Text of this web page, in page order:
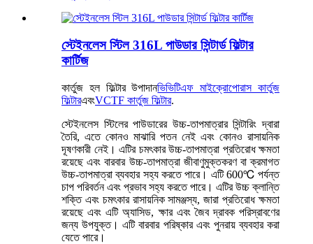
স্টেইনলেস স্টিল 316L পাউডার সিন্টার্ড ফিল্টার
কার্টিজ
কার্তুজ হল ফিল্টার উপাদানভিভিটিএফ মাইক্রোপোরাস কার্তুজ
ফিল্টারএবংVCTF কার্তুজ ফিল্টার.
স্টেইনলেস স্টিলের পাউডারের উচ্চ-তাপমাত্রার সিন্টারিং দ্বারা
তৈরি, এতে কোনও মাঝারি পতন নেই এবং কোনও রাসায়নিক
দূষণকারী নেই। এটির চমৎকার উচ্চ-তাপমাত্রা প্রতিরোধ ক্ষমতা
রয়েছে এবং বারবার উচ্চ-তাপমাত্রা জীবাণুমুক্তকরণ বা ক্রমাগত
উচ্চ-তাপমাত্রা ব্যবহার সহ্য করতে পারে। এটি 600℃ পর্যন্ত
চাপ পরিবর্তন এবং প্রভাব সহ্য করতে পারে। এটির উচ্চ ক্লান্তি
শক্তি এবং চমৎকার রাসায়নিক সামঞ্জস্য, জারা প্রতিরোধ ক্ষমতা
রয়েছে এবং এটি অ্যাসিড, ক্ষার এবং জৈব দ্রাবক পরিস্রাবণের
জন্য উপযুক্ত। এটি বারবার পরিষ্কার এবং পুনরায় ব্যবহার করা
যেতে পারে।